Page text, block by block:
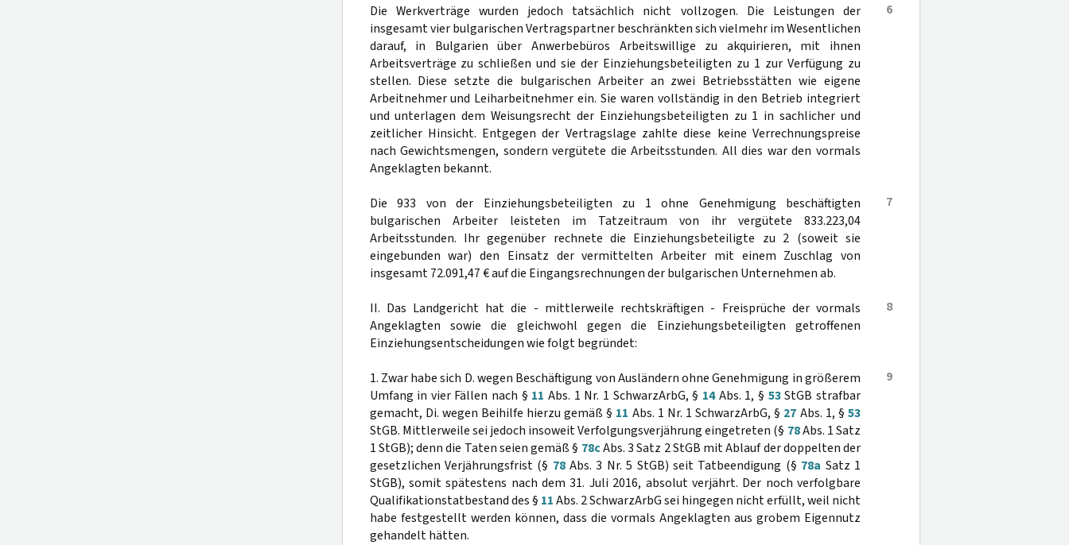
6
Die Werkverträge wurden jedoch tatsächlich nicht vollzogen. Die Leistungen der
insgesamt vier bulgarischen Vertragspartner beschränkten sich vielmehr im Wesentlichen
darauf, in Bulgarien über Anwerbebüros Arbeitswillige zu akquirieren, mit ihnen
Arbeitsverträge zu schließen und sie der Einziehungsbeteiligten zu 1 zur Verfügung zu
stellen. Diese setzte die bulgarischen Arbeiter an zwei Betriebsstätten wie eigene
Arbeitnehmer und Leiharbeitnehmer ein. Sie waren vollständig in den Betrieb integriert
und unterlagen dem Weisungsrecht der Einziehungsbeteiligten zu 1 in sachlicher und
zeitlicher Hinsicht. Entgegen der Vertragslage zahlte diese keine Verrechnungspreise
nach Gewichtsmengen, sondern vergütete die Arbeitsstunden. All dies war den vormals
Angeklagten bekannt.
7
Die 933 von der Einziehungsbeteiligten zu 1 ohne Genehmigung beschäftigten
bulgarischen Arbeiter leisteten im Tatzeitraum von ihr vergütete 833.223,04
Arbeitsstunden. Ihr gegenüber rechnete die Einziehungsbeteiligte zu 2 (soweit sie
eingebunden war) den Einsatz der vermittelten Arbeiter mit einem Zuschlag von
insgesamt 72.091,47 € auf die Eingangsrechnungen der bulgarischen Unternehmen ab.
8
II. Das Landgericht hat die - mittlerweile rechtskräftigen - Freisprüche der vormals
Angeklagten sowie die gleichwohl gegen die Einziehungsbeteiligten getroffenen
Einziehungsentscheidungen wie folgt begründet:
9
1. Zwar habe sich D. wegen Beschäftigung von Ausländern ohne Genehmigung in größerem
Umfang in vier Fällen nach § 11 Abs. 1 Nr. 1 SchwarzArbG, § 14Abs. 1, § 53StGB strafbar
gemacht, Di. wegen Beihilfe hierzu gemäß § 11 Abs. 1 Nr. 1 SchwarzArbG, § 27 Abs. 1, §53
StGB. Mittlerweile sei jedoch insoweit Verfolgungsverjährung eingetreten (§ 78Abs. 1 Satz
1 StGB); denn die Taten seien gemäß § 78cAbs. 3 Satz 2 StGB mit Ablauf der doppelten der
gesetzlichen Verjährungsfrist (§ 78Abs. 3 Nr. 5 StGB) seit Tatbeendigung (§ 78a Satz 1
StGB), somit spätestens nach dem 31. Juli 2016, absolut verjährt. Der noch verfolgbare
Qualifikationstatbestand des § 11Abs. 2 SchwarzArbG sei hingegen nicht erfüllt, weil nicht
habe festgestellt werden können, dass die vormals Angeklagten aus grobem Eigennutz
gehandelt hätten.